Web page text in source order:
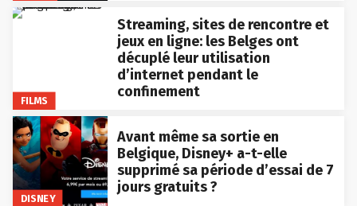
FILMS
Streaming, sites de rencontre et
jeux en ligne: les Belges ont
décuplé leur utilisation
d’internet pendant le
confinement
DISNEY
Avant même sa sortie en
Belgique, Disney+ a-t-elle
supprimé sa période d’essai de 7
jours gratuits ?